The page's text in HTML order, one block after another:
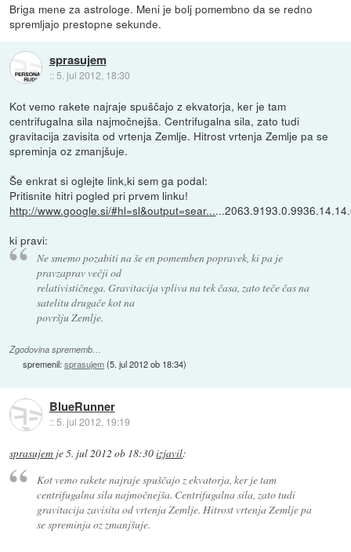
Briga mene za astrologe. Meni je bolj pomembno da se redno
spremljajo prestopne sekunde.
sprasujem
:: 5. jul 2012, 18:30
Kot vemo rakete najraje spuščajo z ekvatorja, ker je tam
centrifugalna sila najmočnejša. Centrifugalna sila, zato tudi
gravitacija zavisita od vrtenja Zemlje. Hitrost vrtenja Zemlje pa se
spreminja oz zmanjšuje.
Še enkrat si oglejte link,ki sem ga podal:
Pritisnite hitri pogled pri prvem linku!
http://www.google.si/#hl=sl&output=sear...
ki pravi:
Ne smemo pozabiti na še en pomemben popravek, ki pa je
pravzaprav večji od
relativističnega. Gravitacija vpliva na tek časa, zato teče čas na
satelitu drugače kot na
površju Zemlje.
Zgodovina sprememb…
spremenil:sprasujem(5. jul 2012 ob 18:34)
BlueRunner
::5. jul 2012, 19:19
sprasujem je5. jul 2012 ob 18:30izjavil:
Kot vemo rakete najraje spuščajo z ekvatorja, ker je tam
centrifugalna sila najmočnejša. Centrifugalna sila, zato tudi
gravitacija zavisita od vrtenja Zemlje. Hitrost vrtenja Zemlje pa
se spreminja oz zmanjšuje.